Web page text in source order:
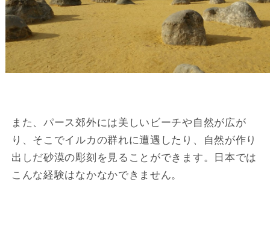
また、パース郊外には美しいビーチや自然が広が
り、そこでイルカの群れに遭遇したり、自然が作り
出しだ砂漠の彫刻を見ることができます。日本では
こんな経験はなかなかできません。